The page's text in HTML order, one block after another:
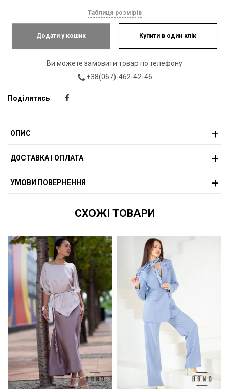
Таблиця розмірів
Додати у кошик Купити в один клік
Ви можете замовити товар по телефону
+38(067)-462-42-46
Поділитись
ОПИС
ДОСТАВКА І ОПЛАТА
УМОВИ ПОВЕРНЕННЯ
СХОЖІ ТОВАРИ